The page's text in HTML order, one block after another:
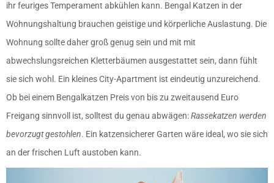
ihr feuriges Temperament abkühlen kann. Bengal Katzen in der
Wohnungshaltung brauchen geistige und körperliche Auslastung. Die
Wohnung sollte daher groß genug sein und mit mit
abwechslungsreichen Kletterbäumen ausgestattet sein, dann fühlt
sie sich wohl. Ein kleines City-Apartment ist eindeutig unzureichend.
Ob bei einem Bengalkatzen Preis von bis zu zweitausend Euro
Freigang sinnvoll ist, solltest du genau abwägen:Rassekatzen werden
bevorzugt gestohlen. Ein katzensicherer Garten wäre ideal, wo sie sich
an der frischen Luft austoben kann.